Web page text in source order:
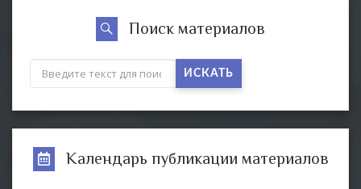
Поиск материалов
ИСКАТЬ
Календарь публикации материалов